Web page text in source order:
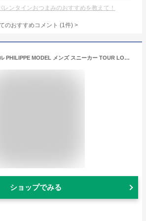
レンタインおつまみのおすすめを教えて！
のおすすめコメント (1件) >
フィリップモデル PHILIPPE MODEL メンズ スニーカー TOUR LOW MAN MONDIAL VINTAGE TILU W001 ブラック NOIR シューズ 靴 ローカット レースアップ プレゼント 誕生日 クリスマス バレンタイン 父の日
ショップでみる